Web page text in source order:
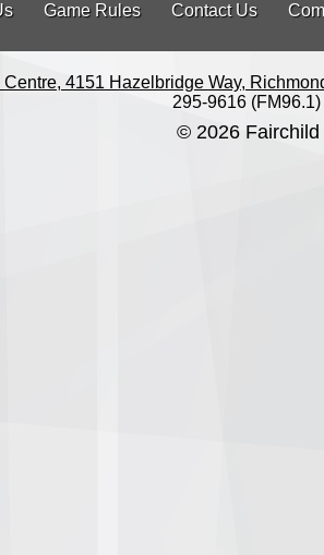
Game Rules Contact Us
4151 Hazelbridge Way,
295-9616 (FM96.1)
© 2026 Fairchild